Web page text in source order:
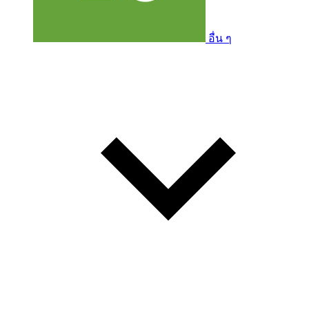
อื่น ๆ